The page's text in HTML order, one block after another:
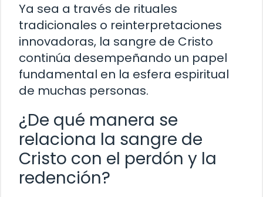
Ya sea a través de rituales
tradicionales o reinterpretaciones
innovadoras, la sangre de Cristo
continúa desempeñando un papel
fundamental en la esfera espiritual
de muchas personas.
¿De qué manera se
relaciona la sangre de
Cristo con el perdón y la
redención?